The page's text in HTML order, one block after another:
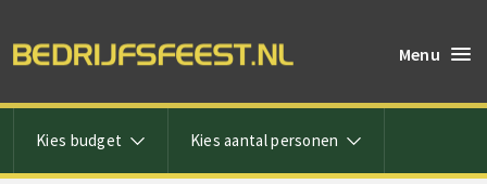
Menu
Kies budget Kies aantal personen